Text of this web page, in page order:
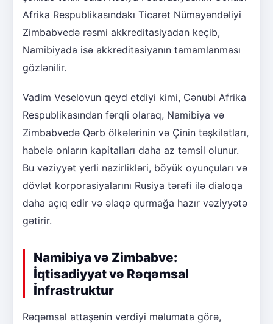
Afrika Respublikasındakı Ticarət Nümayəndəliyi
Zimbabvedə rəsmi akkreditasiyadan keçib,
Namibiyada isə akkreditasiyanın tamamlanması
gözlənilir.
Vadim Veselovun qeyd etdiyi kimi, Cənubi Afrika
Respublikasından fərqli olaraq, Namibiya və
Zimbabvedə Qərb ölkələrinin və Çinin təşkilatları,
habelə onların kapitalları daha az təmsil olunur.
Bu vəziyyət yerli nazirlikləri, böyük oyunçuları və
dövlət korporasiyalarını Rusiya tərəfi ilə dialoqa
daha açıq edir və əlaqə qurmağa hazır vəziyyətə
gətirir.
Namibiya və Zimbabve:
İqtisadiyyat və Rəqəmsal
İnfrastruktur
Rəqəmsal attaşenin verdiyi məlumata görə,